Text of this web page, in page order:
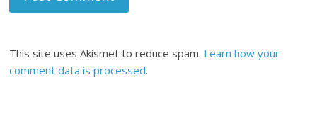
This site uses Akismet to reduce spam. Learn how your
comment data is processed.